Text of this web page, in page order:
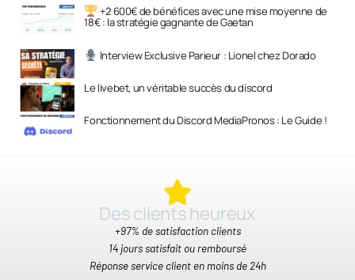
+2 600€ de bénéfices avec une mise moyenne de
18€ : la stratégie gagnante de Gaetan
Interview Exclusive Parieur : Lionel chez Dorado
Le livebet, un véritable succès du discord
Fonctionnement du Discord MediaPronos : Le Guide !
Des clients heureux​
+97% de satisfaction clients
14 jours satisfait ou remboursé
Réponse service client en moins de 24h